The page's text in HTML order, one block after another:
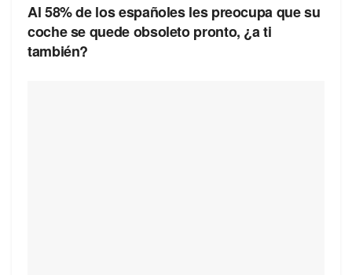
Al 58% de los españoles les preocupa que su
coche se quede obsoleto pronto, ¿a ti
también?